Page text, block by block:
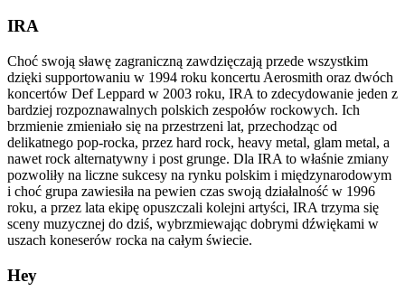
IRA
Choć swoją sławę zagraniczną zawdzięczają przede wszystkim
dzięki supportowaniu w 1994 roku koncertu Aerosmith oraz dwóch
koncertów Def Leppard w 2003 roku, IRA to zdecydowanie jeden z
bardziej rozpoznawalnych polskich zespołów rockowych. Ich
brzmienie zmieniało się na przestrzeni lat, przechodząc od
delikatnego pop-rocka, przez hard rock, heavy metal, glam metal, a
nawet rock alternatywny i post grunge. Dla IRA to właśnie zmiany
pozwoliły na liczne sukcesy na rynku polskim i międzynarodowym
i choć grupa zawiesiła na pewien czas swoją działalność w 1996
roku, a przez lata ekipę opuszczali kolejni artyści, IRA trzyma się
sceny muzycznej do dziś, wybrzmiewając dobrymi dźwiękami w
uszach koneserów rocka na całym świecie.
Hey